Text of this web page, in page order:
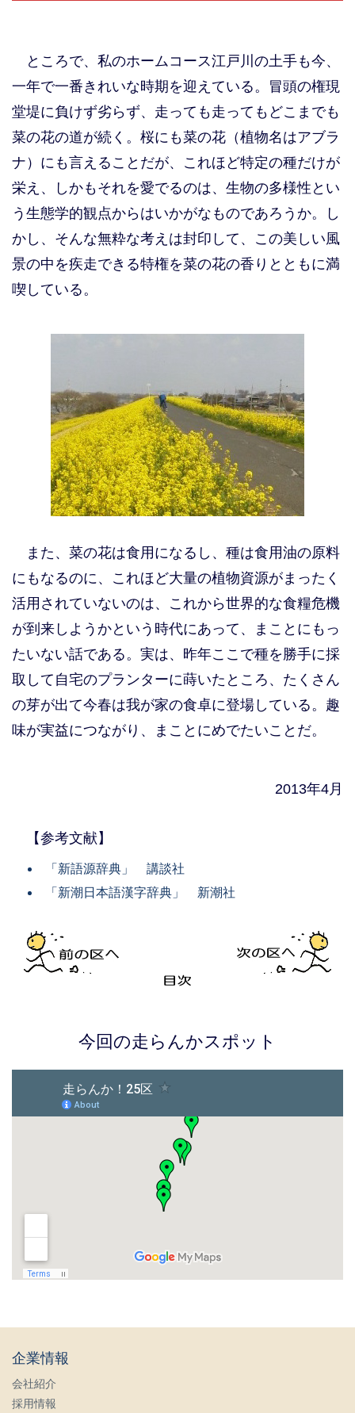
ところで、私のホームコース江戸川の土手も今、
一年で一番きれいな時期を迎えている。冒頭の権現
堂堤に負けず劣らず、走っても走ってもどこまでも
菜の花の道が続く。桜にも菜の花（植物名はアブラ
ナ）にも言えることだが、これほど特定の種だけが
栄え、しかもそれを愛でるのは、生物の多様性とい
う生態学的観点からはいかがなものであろうか。し
かし、そんな無粋な考えは封印して、この美しい風
景の中を疾走できる特権を菜の花の香りとともに満
喫している。
また、菜の花は食用になるし、種は食用油の原料
にもなるのに、これほど大量の植物資源がまったく
活用されていないのは、これから世界的な食糧危機
が到来しようかという時代にあって、まことにもっ
たいない話である。実は、昨年ここで種を勝手に採
取して自宅のプランターに蒔いたところ、たくさん
の芽が出て今春は我が家の食卓に登場している。趣
味が実益につながり、まことにめでたいことだ。
2013年4月
【参考文献】
「新語源辞典」 講談社
「新潮日本語漢字辞典」 新潮社
今回の走らんかスポット
企業情報
会社紹介
採用情報